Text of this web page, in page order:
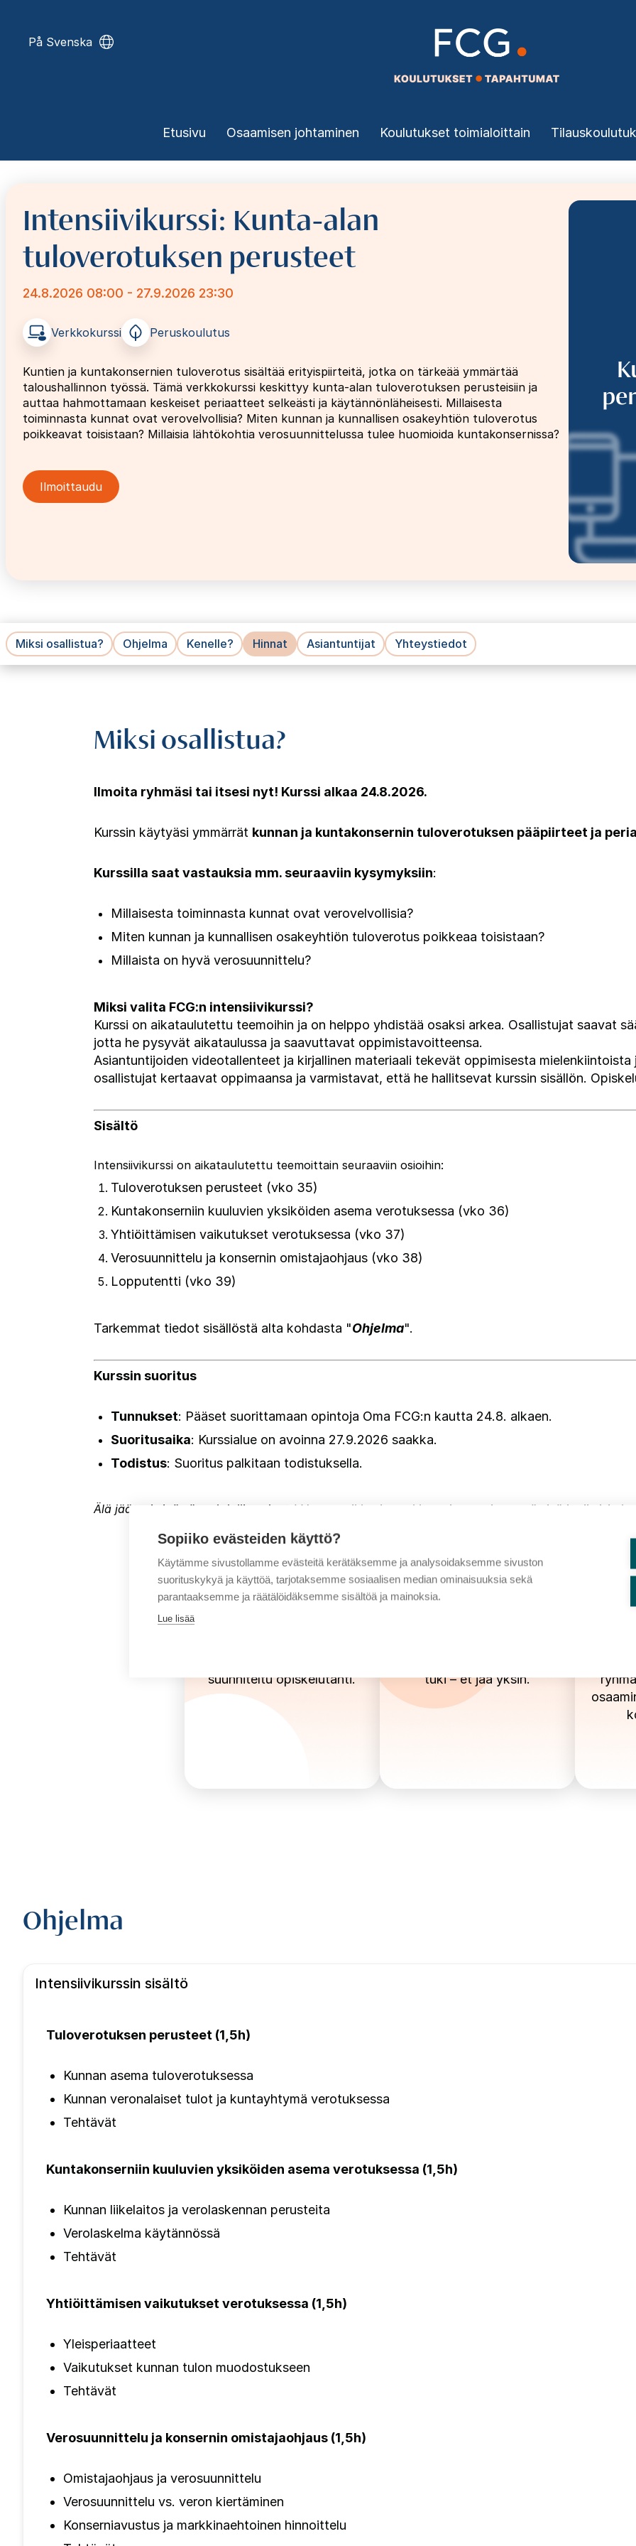
På Svenska
Etusivu Osaamisen johtaminen Koulutukset toimialoittain
Intensiivikurssi: Kunta-alan
tuloverotuksen perusteet
24.8.2026 08:00 - 27.9.2026 23:30
Verkkokurssi Peruskoulutus
Kuntien ja kuntakonsernien tuloverotus sisältää erityispiirteitä, jotka on tärkeää ymmärtää
taloushallinnon työssä. Tämä verkkokurssi keskittyy kunta-alan tuloverotuksen perusteisiin ja
auttaa hahmottamaan keskeiset periaatteet selkeästi ja käytännönläheisesti. Millaisesta
toiminnasta kunnat ovat verovelvollisia? Miten kunnan ja kunnallisen osakeyhtiön tuloverotus
poikkeavat toisistaan? Millaisia lähtökohtia verosuunnittelussa tulee huomioida kuntakonsernissa?
Ilmoittaudu
Image
Miksi osallistua? Ohjelma Kenelle? Hinnat Asiantuntijat Yhteystiedot
Miksi osallistua?
Ilmoita ryhmäsi tai itsesi nyt! Kurssi alkaa 24.8.2026.
Kurssin käytyäsi ymmärrät kunnan ja kuntakonsernin tuloverotuksen pääpiirteet ja
Kurssilla saat vastauksia mm. seuraaviin kysymyksiin:
Millaisesta toiminnasta kunnat ovat verovelvollisia?
Miten kunnan ja kunnallisen osakeyhtiön tuloverotus poikkeaa toisistaan?
Millaista on hyvä verosuunnittelu?
Miksi valita FCG:n intensiivikurssi?
Kurssi on aikataulutettu teemoihin ja on helppo yhdistää osaksi arkea. Osallistujat saavat
jotta he pysyvät aikataulussa ja saavuttavat oppimistavoitteensa.
Asiantuntijoiden videotallenteet ja kirjallinen materiaali tekevät oppimisesta
osallistujat kertaavat oppimaansa ja varmistavat, että he hallitsevat kurssin sisällön.
Sisältö
Intensiivikurssi on aikataulutettu teemoittain seuraaviin osioihin:
Tuloverotuksen perusteet (vko 35)
Kuntakonserniin kuuluvien yksiköiden asema verotuksessa (vko 36)
Yhtiöittämisen vaikutukset verotuksessa (vko 37)
Verosuunnittelu ja konsernin omistajaohjaus (vko 38)
Lopputentti (vko 39)
Tarkemmat tiedot sisällöstä alta kohdasta "Ohjelma".
Kurssin suoritus
Tunnukset: Pääset suorittamaan opintoja Oma FCG:n kautta 24.8. alkaen.
Suoritusaika: Kurssialue on avoinna 27.9.2026 saakka.
Todistus: Suoritus palkitaan todistuksella.
Älä jää paitsi tästä mahdollisuudesta! Varaa paikkasi ennakkoon ja varmista, että sinä ja tiimisi
suunniteltu opiskelutahti.
tuki – et jää yksin.
Ohjelma
Intensiivikurssin sisältö
Tuloverotuksen perusteet (1,5h)
Kunnan asema tuloverotuksessa
Kunnan veronalaiset tulot ja kuntayhtymä verotuksessa
Tehtävät
Kuntakonserniin kuuluvien yksiköiden asema verotuksessa (1,5h)
Kunnan liikelaitos ja verolaskennan perusteita
Verolaskelma käytännössä
Tehtävät
Yhtiöittämisen vaikutukset verotuksessa (1,5h)
Yleisperiaatteet
Vaikutukset kunnan tulon muodostukseen
Tehtävät
Verosuunnittelu ja konsernin omistajaohjaus (1,5h)
Omistajaohjaus ja verosuunnittelu
Verosuunnittelu vs. veron kiertäminen
Konserniavustus ja markkinaehtoinen hinnoittelu
Sopiiko evästeiden käyttö?
Käytämme sivustollamme evästeitä kerätäksemme ja analysoidaksemme sivuston
suorituskykyä ja käyttöä, tarjotaksemme sosiaalisen median ominaisuuksia sekä
parantaaksemme ja räätälöidäksemme sisältöä ja mainoksia.
Lue lisää